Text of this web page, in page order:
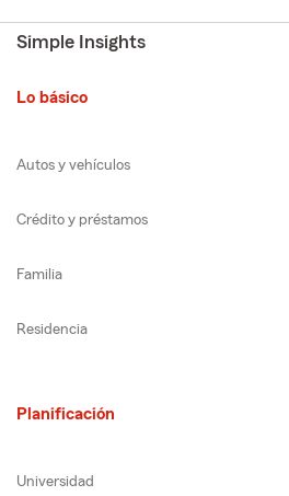
Simple Insights
Lo básico
Autos y vehículos
Crédito y préstamos
Familia
Residencia
Planificación
Universidad